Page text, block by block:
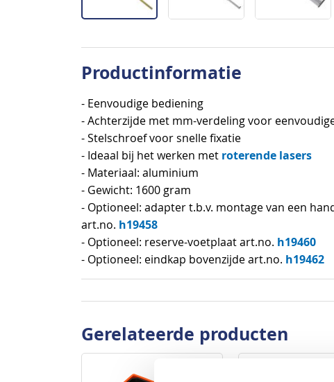
het
van
de
afbeeldingen-
gallerij
Productinformatie
- Eenvoudige bediening
- Achterzijde met mm-verdeling voor
- Stelschroef voor snelle fixatie
- Ideaal bij het werken met roterende lasers
- Materiaal: aluminium
- Gewicht: 1600 gram
- Optioneel: adapter t.b.v. montage van een
art.no. h19458
- Optioneel: reserve-voetplaat art.no. h19460
- Optioneel: eindkap bovenzijde art.no. h19462
Gerelateerde producten